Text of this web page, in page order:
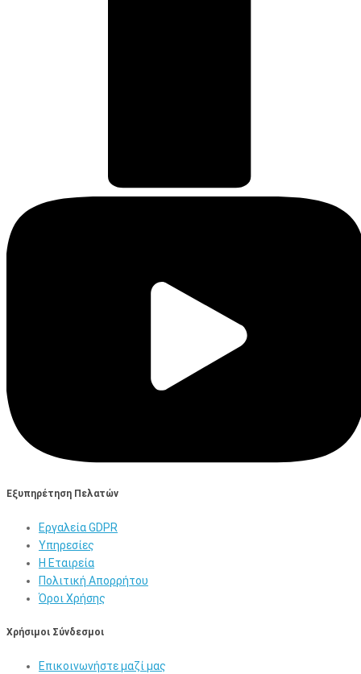
Εξυπηρέτηση Πελατών
Εργαλεία GDPR
Υπηρεσίες
Η Εταιρεία
Πολιτική Απορρήτου
Όροι Χρήσης
Χρήσιμοι Σύνδεσμοι
Επικοινωνήστε μαζί μας